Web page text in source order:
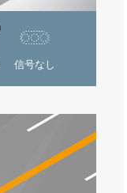
信号なし